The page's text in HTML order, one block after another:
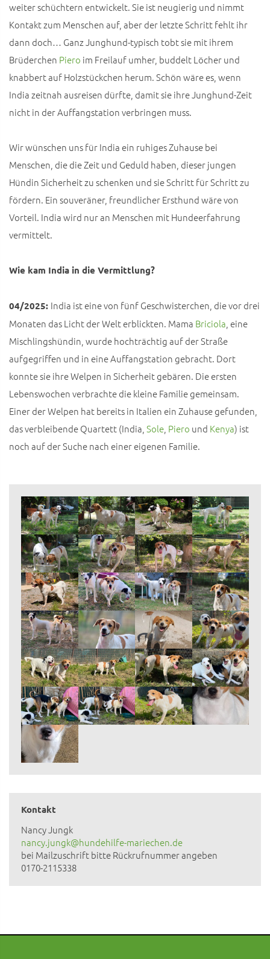
weiter schüchtern entwickelt. Sie ist neugierig und nimmt
Kontakt zum Menschen auf, aber der letzte Schritt fehlt ihr
dann doch… Ganz Junghund-typisch tobt sie mit ihrem
Brüderchen Piero im Freilauf umher, buddelt Löcher und
knabbert auf Holzstückchen herum. Schön wäre es, wenn
India zeitnah ausreisen dürfte, damit sie ihre Junghund-Zeit
nicht in der Auffangstation verbringen muss.
Wir wünschen uns für India ein ruhiges Zuhause bei
Menschen, die die Zeit und Geduld haben, dieser jungen
Hündin Sicherheit zu schenken und sie Schritt für Schritt zu
fördern. Ein souveräner, freundlicher Ersthund wäre von
Vorteil. India wird nur an Menschen mit Hundeerfahrung
vermittelt.
Wie kam India in die Vermittlung?
04/2025: India ist eine von fünf Geschwisterchen, die vor drei
Monaten das Licht der Welt erblickten. Mama Briciola , eine
Mischlingshündin, wurde hochträchtig auf der Straße
aufgegriffen und in eine Auffangstation gebracht. Dort
konnte sie ihre Welpen in Sicherheit gebären. Die ersten
Lebenswochen verbrachte die kleine Familie gemeinsam.
Einer der Welpen hat bereits in Italien ein Zuhause gefunden,
das verbleibende Quartett (India, Sole Piero und Kenya) ist
noch auf der Suche nach einer eigenen Familie.
Kontakt
Nancy Jungk
nancy.jungk@hundehilfe-mariechen.de
bei Mailzuschrift bitte Rückrufnummer angeben
0170-2115338